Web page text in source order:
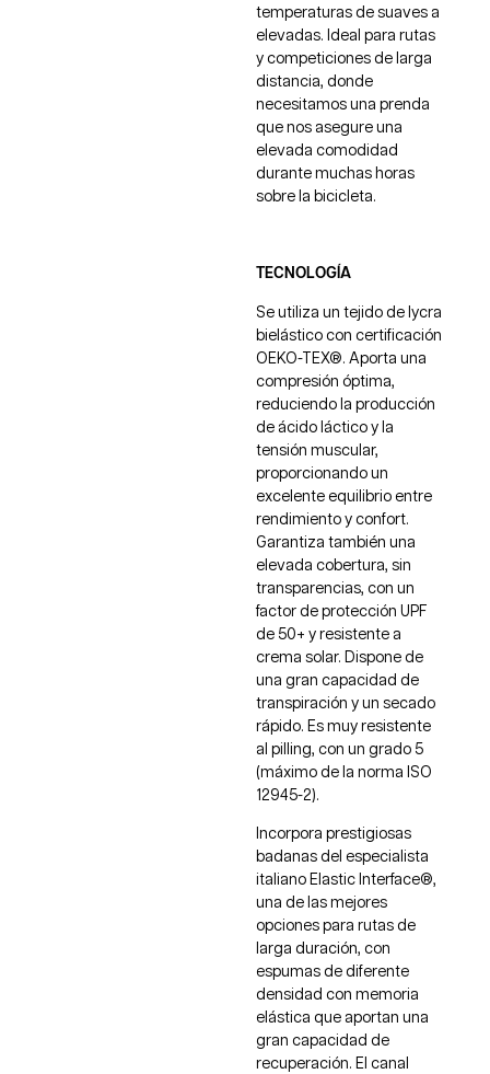
temperaturas de suaves a
elevadas. Ideal para rutas
y competiciones de larga
distancia, donde
necesitamos una prenda
que nos asegure una
elevada comodidad
durante muchas horas
sobre la bicicleta.
TECNOLOGÍA
Se utiliza un tejido de lycra
bielástico con certificación
OEKO-TEX®. Aporta una
compresión óptima,
reduciendo la producción
de ácido láctico y la
tensión muscular,
proporcionando un
excelente equilibrio entre
rendimiento y confort.
Garantiza también una
elevada cobertura, sin
transparencias, con un
factor de protección UPF
de 50+ y resistente a
crema solar. Dispone de
una gran capacidad de
transpiración y un secado
rápido. Es muy resistente
al pilling, con un grado 5
(máximo de la norma ISO
12945-2).
Incorpora prestigiosas
badanas del especialista
italiano Elastic Interface®,
una de las mejores
opciones para rutas de
larga duración, con
espumas de diferente
densidad con memoria
elástica que aportan una
gran capacidad de
recuperación. El canal